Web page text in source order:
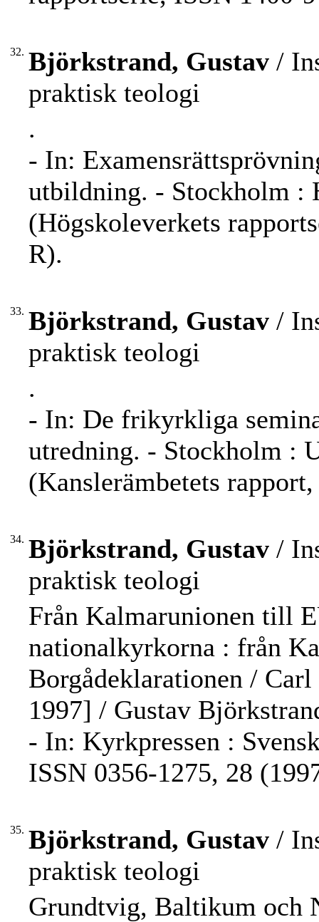
32. Björkstrand, Gustav /
praktisk teologi
.
- In:
utbildning. - Stockholm :
(Högskoleverkets
R).
33. Björkstrand, Gustav /
praktisk teologi
.
- In: De frikyrkliga
utredning. - Stockholm :
(Kanslerämbetets
34. Björkstrand, Gustav /
praktisk teologi
Från Kalmarunionen till
nationalkyrkorna : från
Borgådeklarationen /
1997] / Gustav
- In: Kyrkpressen :
ISSN 0356-1275, 28
35. Björkstrand, Gustav /
praktisk teologi
Grundtvig, Baltikum och